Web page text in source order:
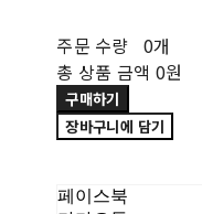
주문 수량 0개
총 상품 금액 0원
구매하기
장바구니에 담기
페이스북